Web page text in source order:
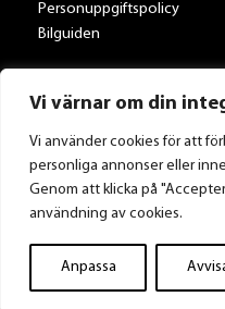
Vi värnar om din
Vi använder cookies för att
personliga annonser eller
Genom att klicka på
användning av cookies.
Anpassa
Personuppgiftspolicy
Bilguiden
Tillbaka